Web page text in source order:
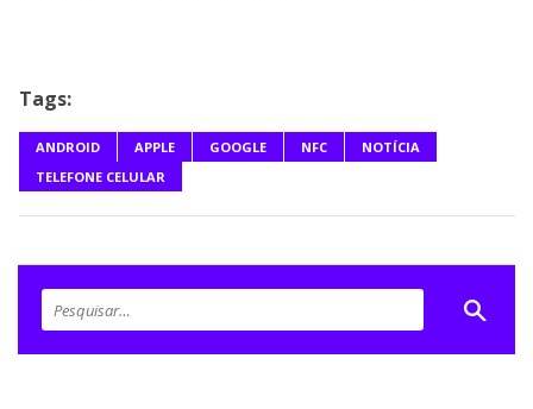
Tags:
ANDROID APPLE GOOGLE NFC
NOTÍCIA
TELEFONE CELULAR